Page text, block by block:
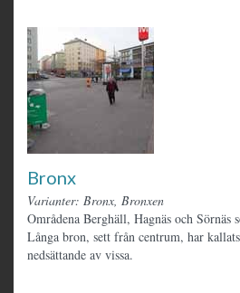
Bronx
Varianter: Bronx, Bronxen
Områdena Berghäll, Hagnäs och Sörnäs
Långa bron, sett från centrum, har kallats
nedsättande av vissa.